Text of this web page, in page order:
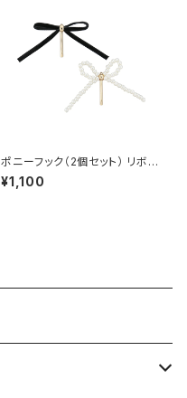
ポニーフック（2個セット） リボン
×パール HCF0248-BK（ブラッ
ク）
¥1,100